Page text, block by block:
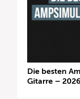
Die besten
Gitarre –